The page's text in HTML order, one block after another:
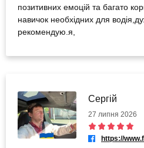
позитивних емоцій та багато
навичок необхідних для
рекомендую.я,
Сергій
27 липня 2026